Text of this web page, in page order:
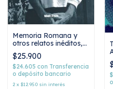
Memoria Romana y
otros relatos inéditos,
Fogwill
$25.900
$24.605 con Transferencia
o depósito bancario
2 x $12.950 sin interés